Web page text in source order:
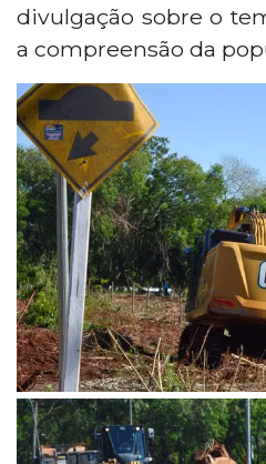
divulgação sobre o
a compreensão da